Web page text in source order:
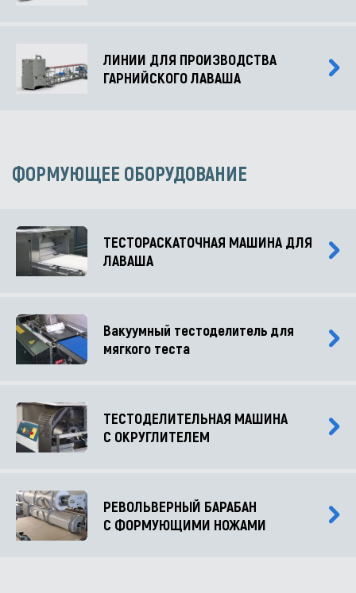
ЛИНИИ ДЛЯ ПРОИЗВОДСТВА
ГАРНИЙСКОГО ЛАВАША
ФОРМУЮЩЕЕ ОБОРУДОВАНИЕ
ТЕСТОРАСКАТОЧНАЯ МАШИНА ДЛЯ
ЛАВАША
Вакуумный тестоделитель для
мягкого теста
ТЕСТОДЕЛИТЕЛЬНАЯ МАШИНА
С ОКРУГЛИТЕЛЕМ
РЕВОЛЬВЕРНЫЙ БАРАБАН
С ФОРМУЮЩИМИ НОЖАМИ